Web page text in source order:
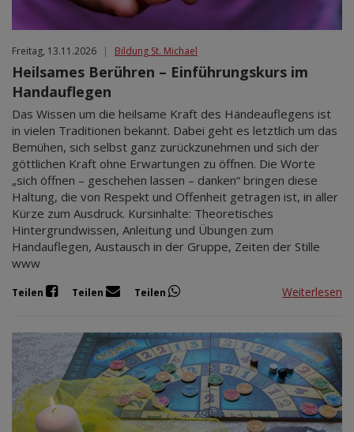
Freitag, 13.11.2026 | Bildung St. Michael
Heilsames Berühren – Einführungskurs im
Handauflegen
Das Wissen um die heilsame Kraft des Händeauflegens ist
in vielen Traditionen bekannt. Dabei geht es letztlich um das
Bemühen, sich selbst ganz zurückzunehmen und sich der
göttlichen Kraft ohne Erwartungen zu öffnen. Die Worte
„sich öffnen – geschehen lassen – danken“ bringen diese
Haltung, die von Respekt und Offenheit getragen ist, in aller
Kürze zum Ausdruck. Kursinhalte: Theoretisches
Hintergrundwissen, Anleitung und Übungen zum
Handauflegen, Austausch in der Gruppe, Zeiten der Stille
www
Teilen Teilen Teilen Weiterlesen